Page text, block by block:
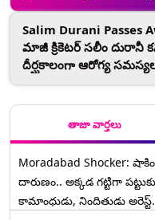
వ్యవస్థలో సంస్కరణల కోసం
Salim Durani Passes
మాజీ క్రికెటర్ సలీం దురానీ
దీర్ఘకాలంగా ఆరోగ్య
తాజా వార్తలు
Moradabad Shocker:
దారుణం.. అక్కడ గట్టిగా
కామాంధుడు, నిందితుడు